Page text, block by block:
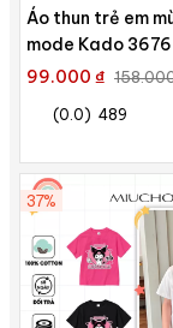
Áo thun trẻ em
mode Kado 3676
99.000 ₫
(0.0) 489
37%